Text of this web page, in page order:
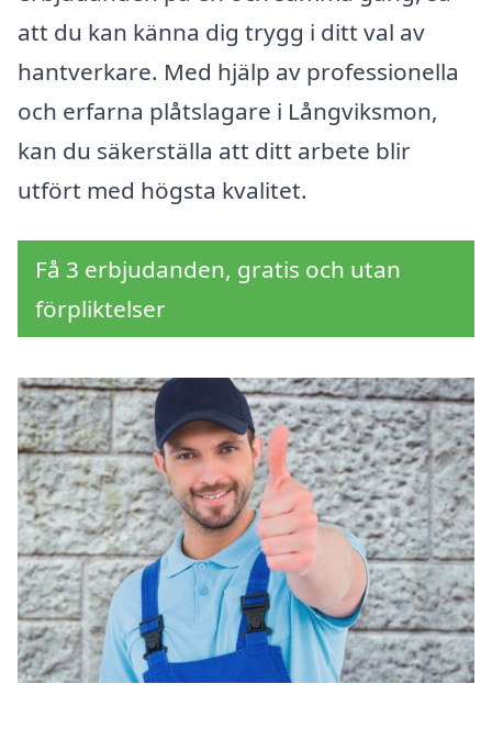
att du kan känna dig trygg i ditt val av
hantverkare. Med hjälp av professionella
och erfarna plåtslagare i Långviksmon,
kan du säkerställa att ditt arbete blir
utfört med högsta kvalitet.
Få 3 erbjudanden, gratis och utan
förpliktelser